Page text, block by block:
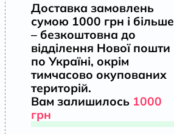
Доставка замовлень
сумою 1000 грн і більше
– безкоштовна до
відділення Нової пошти
по Україні, окрім
тимчасово окупованих
територій.
Вам залишилось 1000
грн